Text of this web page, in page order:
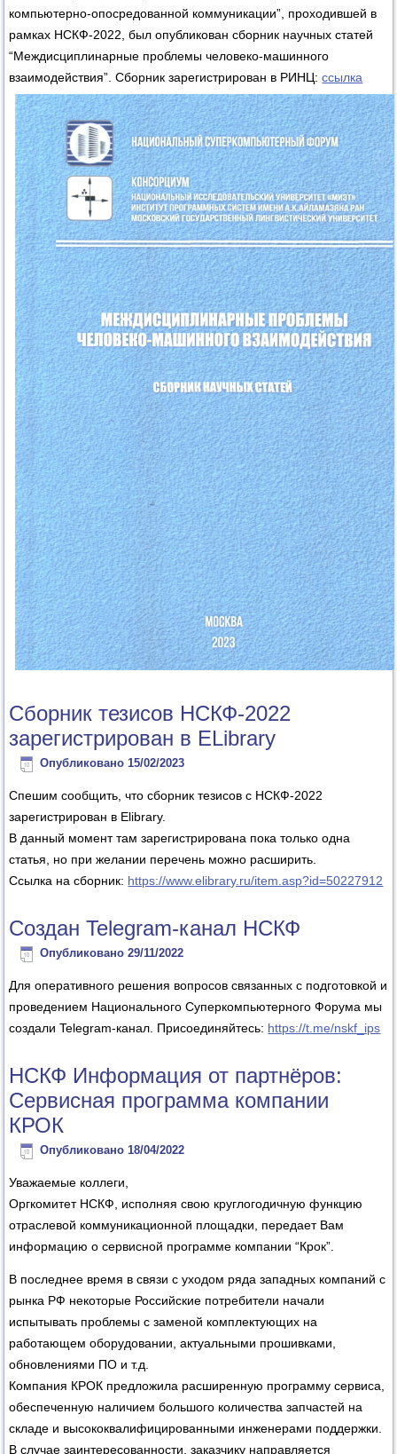
компьютерно-опосредованной коммуникации”, проходившей в
рамках НСКФ-2022, был опубликован сборник научных статей
“Междисциплинарные проблемы человеко-машинного
взаимодействия”. Сборник зарегистрирован в РИНЦ:ссылка
Сборник тезисов НСКФ-2022
зарегистрирован в ELibrary
Опубликовано 15/02/2023
Спешим сообщить, что сборник тезисов с НСКФ-2022
зарегистрирован в Elibrary.
В данный момент там зарегистрирована пока только одна
статья, но при желании перечень можно расширить.
Ссылка на сборник: https://www.elibrary.ru/item.asp?id=50227912
Создан Telegram-канал НСКФ
Опубликовано 29/11/2022
Для оперативного решения вопросов связанных с подготовкой и
проведением Национального Суперкомпьютерного Форума мы
создали Telegram-канал. Присоединяйтесь: https://t.me/nskf_ips
НСКФ Информация от партнёров:
Сервисная программа компании
КРОК
Опубликовано 18/04/2022
Уважаемые коллеги,
Оргкомитет НСКФ, исполняя свою круглогодичную функцию
отраслевой коммуникационной площадки, передает Вам
информацию о сервисной программе компании “Крок”.
В последнее время в связи с уходом ряда западных компаний с
рынка РФ некоторые Российские потребители начали
испытывать проблемы с заменой комплектующих на
работающем оборудовании, актуальными прошивками,
обновлениями ПО и т.д.
Компания КРОК предложила расширенную программу сервиса,
обеспеченную наличием большого количества запчастей на
складе и высококвалифицированными инженерами поддержки.
В случае заинтересованности, заказчику направляется